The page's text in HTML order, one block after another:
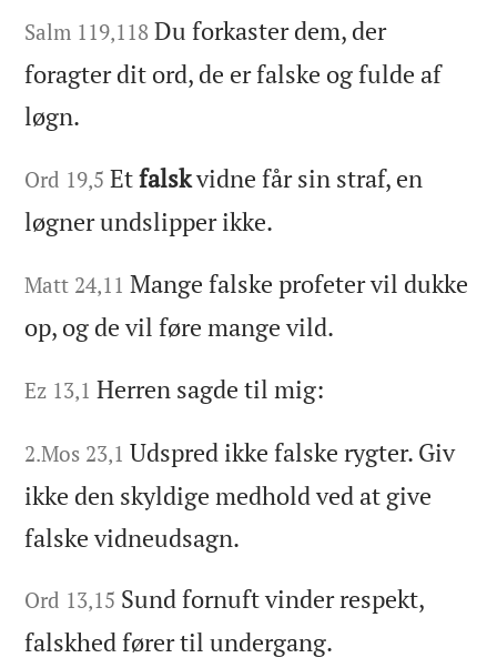
Salm 119,118 Du forkaster dem, der
foragter dit ord, de er falske og fulde af
løgn.
Ord 19,5 Etfalskvidne får sin straf, en
løgner undslipper ikke.
Matt 24,11 Mange falske profeter vil dukke
op, og de vil føre mange vild.
Ez 13,1 Herren sagde til mig:
2.Mos 23,1 Udspred ikke falske rygter. Giv
ikke den skyldige medhold ved at give
falske vidneudsagn.
Ord 13,15 Sund fornuft vinder respekt,
falskhed fører til undergang.